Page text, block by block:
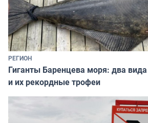
РЕГИОН
Гиганты Баренцева моря: два вида
и их рекордные трофеи